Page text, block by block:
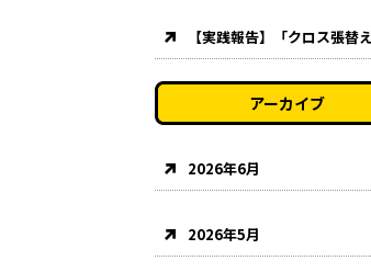
アーカイブ
2026年6月
2026年5月